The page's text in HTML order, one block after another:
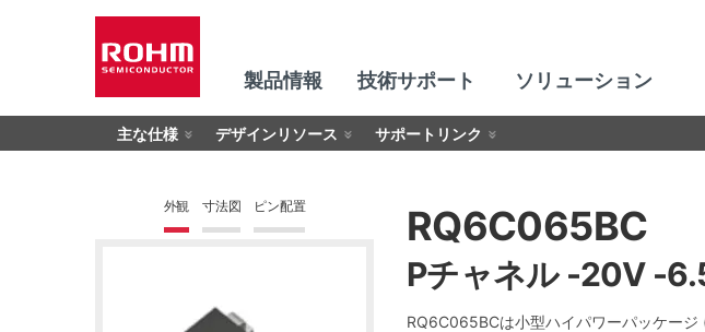
製品情報 技術サポート ソリューション
主な仕様 デザインリソース サポートリンク
外観 寸法図 ピン配置 RQ6C065BC
Pチャネル -20V -
RQ6C065BCは小型ハイパワーパッケージ